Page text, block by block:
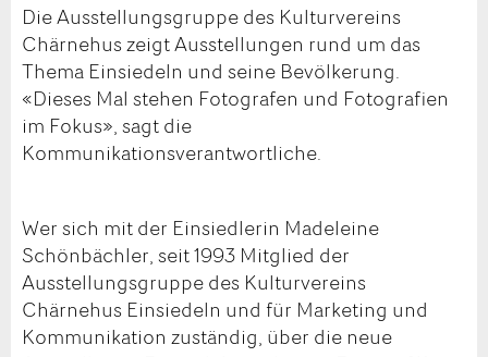
Die Ausstellungsgruppe des Kulturvereins
Chärnehus zeigt Ausstellungen rund um das
Thema Einsiedeln und seine Bevölkerung.
«Dieses Mal stehen Fotografen und Fotografien
im Fokus», sagt die
Kommunikationsverantwortliche.
Wer sich mit der Einsiedlerin Madeleine
Schönbächler, seit 1993 Mitglied der
Ausstellungsgruppe des Kulturvereins
Chärnehus Einsiedeln und für Marketing und
Kommunikation zuständig, über die neue